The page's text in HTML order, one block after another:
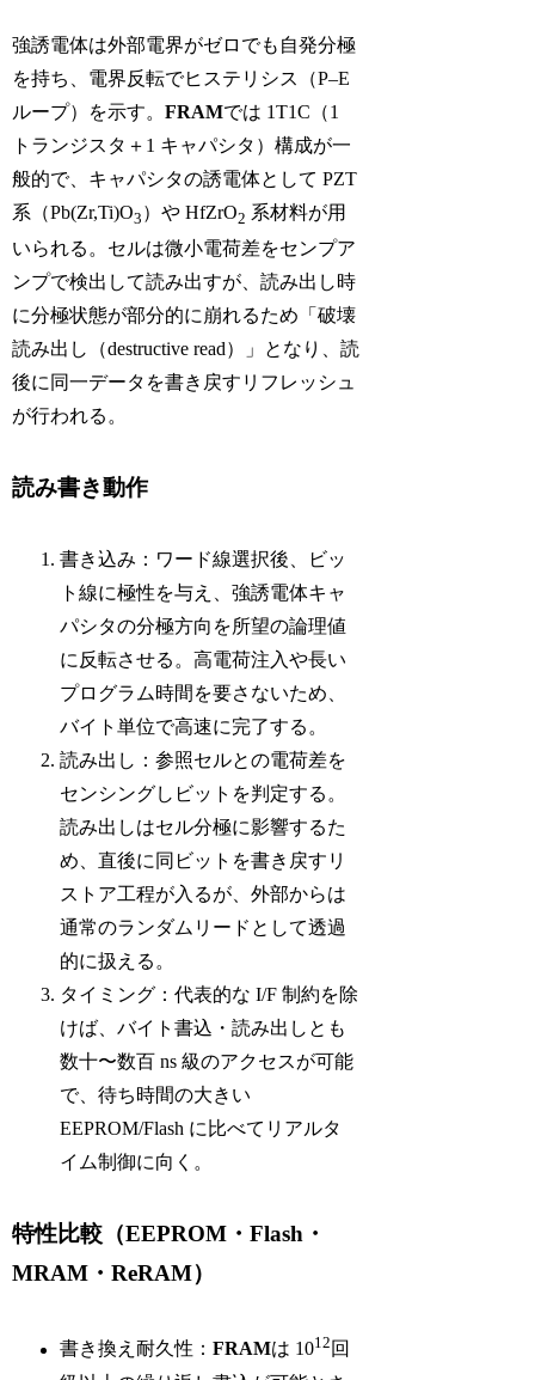
強誘電体は外部電界がゼロでも自発分極
を持ち、電界反転でヒステリシス（P–E
ループ）を示す。FRAMでは 1T1C（1
トランジスタ＋1 キャパシタ）構成が一
般的で、キャパシタの誘電体として PZT
系（Pb(Zr,Ti)O3 ）や HfZrO2 系材料が用
いられる。セルは微小電荷差をセンプア
ンプで検出して読み出すが、読み出し時
に分極状態が部分的に崩れるため「破壊
読み出し（destructive read）」となり、読
後に同一データを書き戻すリフレッシュ
が行われる。
読み書き動作
書き込み：ワード線選択後、ビッ
ト線に極性を与え、強誘電体キャ
パシタの分極方向を所望の論理値
に反転させる。高電荷注入や長い
プログラム時間を要さないため、
バイト単位で高速に完了する。
読み出し：参照セルとの電荷差を
センシングしビットを判定する。
読み出しはセル分極に影響するた
め、直後に同ビットを書き戻すリ
ストア工程が入るが、外部からは
通常のランダムリードとして透過
的に扱える。
タイミング：代表的な I/F 制約を除
けば、バイト書込・読み出しとも
数十〜数百 ns 級のアクセスが可能
で、待ち時間の大きい
EEPROM/Flash に比べてリアルタ
イム制御に向く。
特性比較（EEPROM・Flash・
MRAM・ReRAM）
書き換え耐久性：FRAMは 1012 回